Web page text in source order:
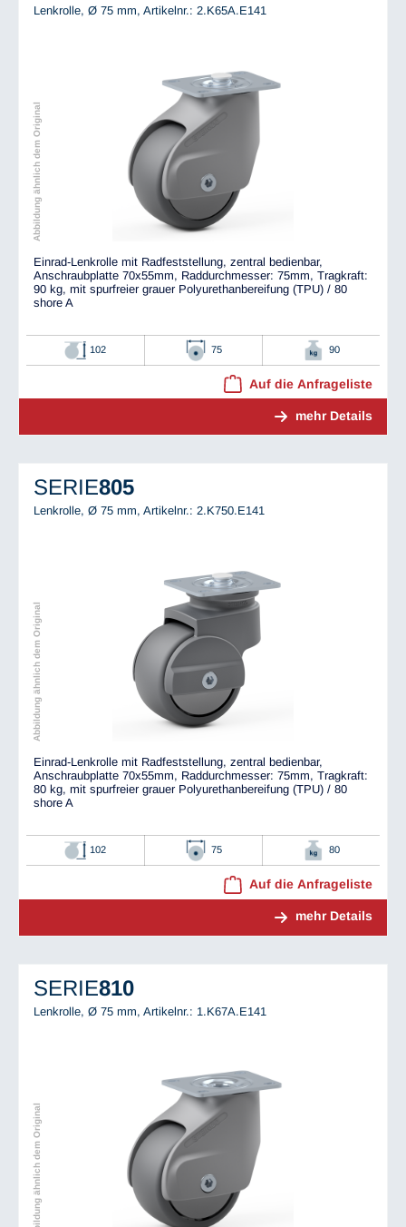
Lenkrolle, Ø 75 mm, Artikelnr.: 2.K65A.E141
Abbildung ähnlich dem Original
Einrad-Lenkrolle mit Radfeststellung, zentral bedienbar,
Anschraubplatte 70x55mm, Raddurchmesser: 75mm, Tragkraft:
90 kg, mit spurfreier grauer Polyurethanbereifung (TPU) / 80
shore A
102 75 90
Auf die Anfrageliste
mehr Details
SERIE805
Lenkrolle, Ø 75 mm, Artikelnr.: 2.K750.E141
Abbildung ähnlich dem Original
Einrad-Lenkrolle mit Radfeststellung, zentral bedienbar,
Anschraubplatte 70x55mm, Raddurchmesser: 75mm, Tragkraft:
80 kg, mit spurfreier grauer Polyurethanbereifung (TPU) / 80
shore A
102 75 80
Auf die Anfrageliste
mehr Details
SERIE810
Lenkrolle, Ø 75 mm, Artikelnr.: 1.K67A.E141
Abbildung ähnlich dem Original